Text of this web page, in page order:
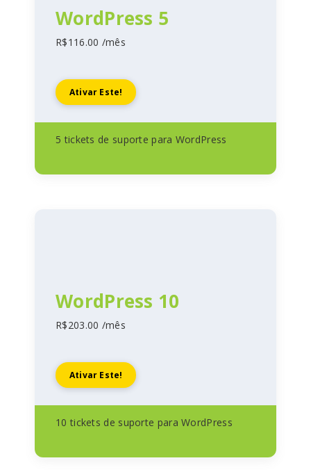
WordPress 5
R$116.00 /mês
Ativar Este!
5 tickets de suporte para WordPress
WordPress 10
R$203.00 /mês
Ativar Este!
10 tickets de suporte para WordPress